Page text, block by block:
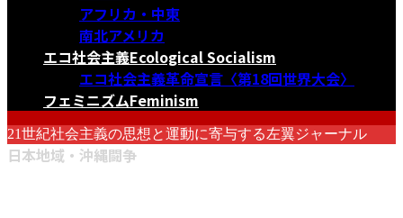
アフリカ・中東
南北アメリカ
エコ社会主義Ecological Socialism
エコ社会主義革命宣言〈第18回世界大会〉
フェミニズムFeminism
21世紀社会主義の思想と運動に寄与する左翼ジャーナル
日本地域・沖縄闘争